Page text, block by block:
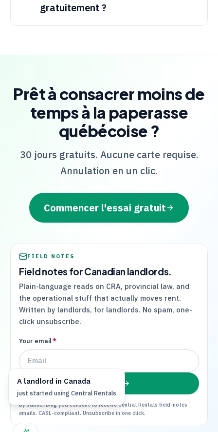
A landlord in Canada
just started using Central Rentals
gratuitement ?
Prêt à consacrer moins de
temps à la paperasse
québécoise ?
30 jours gratuits. Aucune carte requise.
Annulation en un clic.
Commencer l'essai gratuit
FIELD NOTES
Field notes for Canadian landlords.
Plain-language reads on CRA, provincial law, and
the operational stuff that actually moves rent.
Written by landlords, for landlords. No spam, one-
click unsubscribe.
Your email*
Subscribe
By subscribing you consent to receiveCentral Rentals field-notes
emails. CASL-compliant. Unsubscribe in one click.